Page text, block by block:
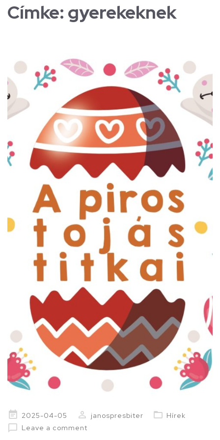
Címke: gyerekeknek
Posted
on
2025-04-05 janospresbiter
Hírek
Leave a comment